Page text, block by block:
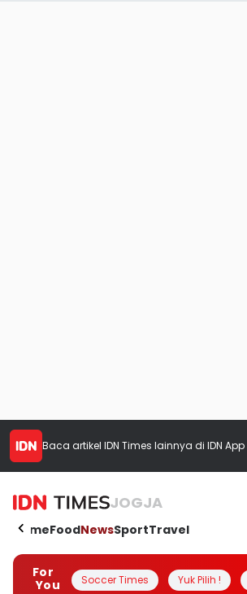
Baca artikel IDN Times lainnya di IDN App
JOGJA
HomeFoodNewsSportTravel
For
You
Soccer Times Yuk Pilih !